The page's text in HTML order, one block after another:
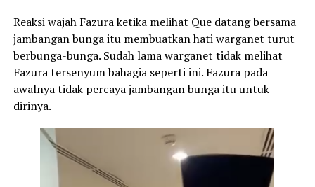
Reaksi wajah Fazura ketika melihat Que datang bersama
jambangan bunga itu membuatkan hati warganet turut
berbunga-bunga. Sudah lama warganet tidak melihat
Fazura tersenyum bahagia seperti ini. Fazura pada
awalnya tidak percaya jambangan bunga itu untuk
dirinya.